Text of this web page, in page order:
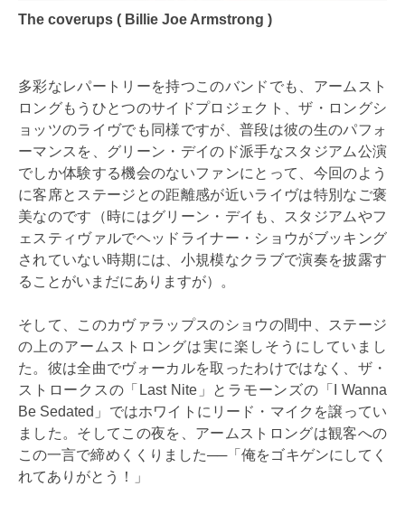
The coverups ( Billie Joe Armstrong )
多彩なレパートリーを持つこのバンドでも、アームスト
ロングもうひとつのサイドプロジェクト、ザ・ロングシ
ョッツのライヴでも同様ですが、普段は彼の生のパフォ
ーマンスを、グリーン・デイのド派手なスタジアム公演
でしか体験する機会のないファンにとって、今回のよう
に客席とステージとの距離感が近いライヴは特別なご褒
美なのです（時にはグリーン・デイも、スタジアムやフ
ェスティヴァルでヘッドライナー・ショウがブッキング
されていない時期には、小規模なクラブで演奏を披露す
ることがいまだにありますが）。
そして、このカヴァラップスのショウの間中、ステージ
の上のアームストロングは実に楽しそうにしていまし
た。彼は全曲でヴォーカルを取ったわけではなく、ザ・
ストロークスの「Last Nite」とラモーンズの「I Wanna
Be Sedated」ではホワイトにリード・マイクを譲ってい
ました。そしてこの夜を、アームストロングは観客への
この一言で締めくくりました──「俺をゴキゲンにしてく
れてありがとう！」